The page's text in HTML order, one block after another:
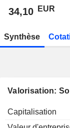
34,10 EUR
Synthèse
Valorisation:
Capitalisation